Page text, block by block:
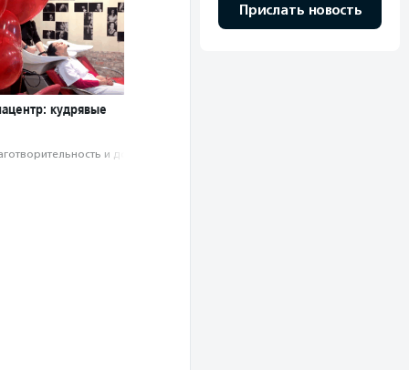
кудрявые
и доброволь­чест­во
Прислать новость